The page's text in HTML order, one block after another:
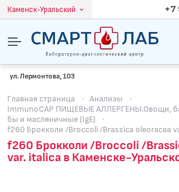
Каменск-Уральский +7
ул. Лермонтова, 103
Главная страница · Анализы
·
ImmunoCAP ПИЩЕВЫЕ АЛЛЕРГЕНЫ.Овощи,
бы и масляничные (IgE)
·
f260 Брокколи /Broccoli /Brassica oleoracea
f260 Брокколи /Broccoli /
var. italica в Каменске-